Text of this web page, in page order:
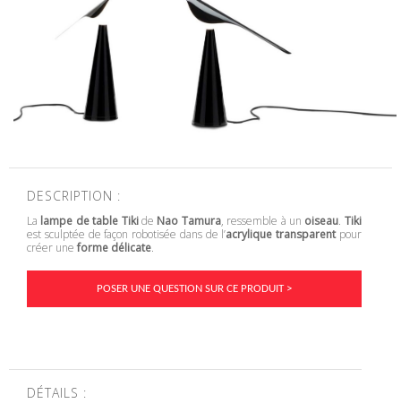
DESCRIPTION :
La lampe de table Tikide Nao Tamura, ressemble à un oiseau. Tiki
est sculptée de façon robotisée dans de l’acrylique transparentpour
créer uneforme délicate.
POSER UNE QUESTION SUR CE PRODUIT >
DÉTAILS :